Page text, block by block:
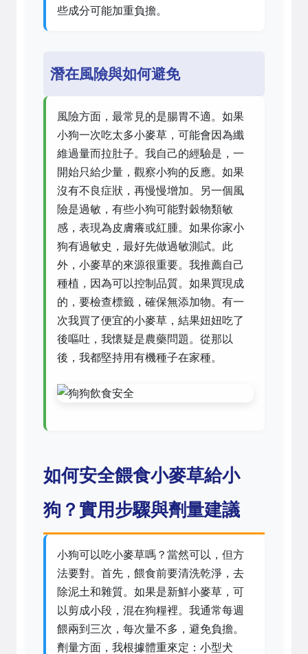
些成分可能加重負擔。
潛在風險與如何避免
風險方面，最常見的是腸胃不適。如果
小狗一次吃太多小麥草，可能會因為纖
維過量而拉肚子。我自己的經驗是，一
開始只給少量，觀察小狗的反應。如果
沒有不良症狀，再慢慢增加。另一個風
險是過敏，有些小狗可能對穀物類敏
感，表現為皮膚癢或紅腫。如果你家小
狗有過敏史，最好先做過敏測試。此
外，小麥草的來源很重要。我推薦自己
種植，因為可以控制品質。如果買現成
的，要檢查標籤，確保無添加物。有一
次我買了便宜的小麥草，結果妞妞吃了
後嘔吐，我懷疑是農藥問題。從那以
後，我都堅持用有機種子在家種。
如何安全餵食小麥草給小
狗？實用步驟與劑量建議
小狗可以吃小麥草嗎？當然可以，但方
法要對。首先，餵食前要清洗乾淨，去
除泥土和雜質。如果是新鮮小麥草，可
以剪成小段，混在狗糧裡。我通常每週
餵兩到三次，每次量不多，避免負擔。
劑量方面，我根據體重來定：小型犬